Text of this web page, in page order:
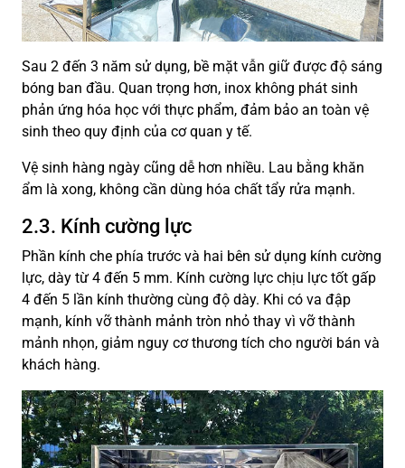
Sau 2 đến 3 năm sử dụng, bề mặt vẫn giữ được độ sáng
bóng ban đầu. Quan trọng hơn, inox không phát sinh
phản ứng hóa học với thực phẩm, đảm bảo an toàn vệ
sinh theo quy định của cơ quan y tế.
Vệ sinh hàng ngày cũng dễ hơn nhiều. Lau bằng khăn
ẩm là xong, không cần dùng hóa chất tẩy rửa mạnh.
2.3. Kính cường lực
Phần kính che phía trước và hai bên sử dụng kính cường
lực, dày từ 4 đến 5 mm. Kính cường lực chịu lực tốt gấp
4 đến 5 lần kính thường cùng độ dày. Khi có va đập
mạnh, kính vỡ thành mảnh tròn nhỏ thay vì vỡ thành
mảnh nhọn, giảm nguy cơ thương tích cho người bán và
khách hàng.